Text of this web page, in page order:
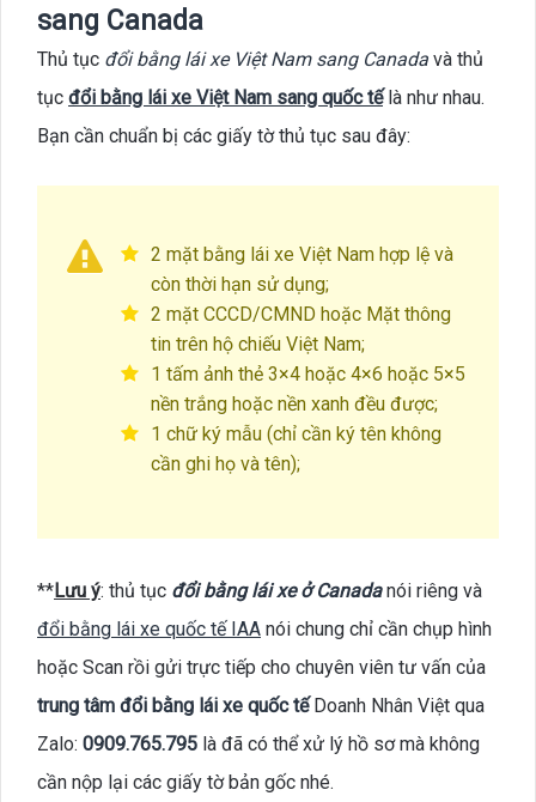
sang Canada
Thủ tục đổi bằng lái xe Việt Nam sang Canada và thủ
tục đổi bằng lái xe Việt Nam sang quốc tếlà như nhau.
Bạn cần chuẩn bị các giấy tờ thủ tục sau đây:
2 mặt bằng lái xe Việt Nam hợp lệ và
còn thời hạn sử dụng;
2 mặt CCCD/CMND hoặc Mặt thông
tin trên hộ chiếu Việt Nam;
1 tấm ảnh thẻ 3×4 hoặc 4×6 hoặc 5×5
nền trắng hoặc nền xanh đều được;
1 chữ ký mẫu (chỉ cần ký tên không
cần ghi họ và tên);
**Lưu ý: thủ tục đổi bằng lái xe ở Canadanói riêng và
đổi bằng lái xe quốc tế IAA nói chung chỉ cần chụp hình
hoặc Scan rồi gửi trực tiếp cho chuyên viên tư vấn của
trung tâm đổi bằng lái xe quốc tếDoanh Nhân Việt qua
Zalo: 0909.765.795 là đã có thể xử lý hồ sơ mà không
cần nộp lại các giấy tờ bản gốc nhé.